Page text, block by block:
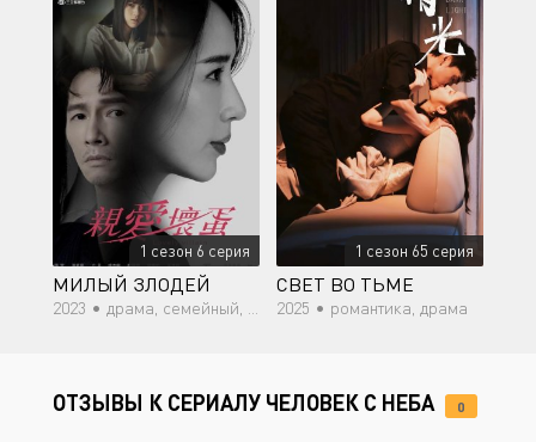
1 сезон 6 серия
МИЛЫЙ ЗЛОДЕЙ
2023 • драма, семейный, мелодрама
1 сезон 65 серия
СВЕТ ВО ТЬМЕ
2025 • романтика, драма
ОТЗЫВЫ К СЕРИАЛУ ЧЕЛОВЕК С НЕБА 0